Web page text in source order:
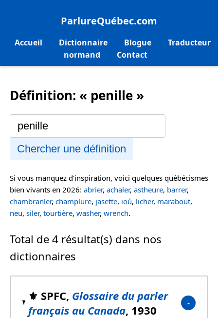
ParlureQuébec.com
Accueil Dictionnaire Blogue
Traducteur
normand
Contact
Définition: « penille »
Chercher une définition
Si vous manquez d'inspiration, voici quelques québécismes
bien vivants en 2026: abrier, achaler, astheure, barrer,
chambranler, champlure, jasette, ioù, licher, marabout,
neu, siler, tourtière, washer, wrench.
Total de 4 résultat(s) dans nos
dictionnaires
⚜️ SPFC, Glossaire du parler
français au Canada, 1930